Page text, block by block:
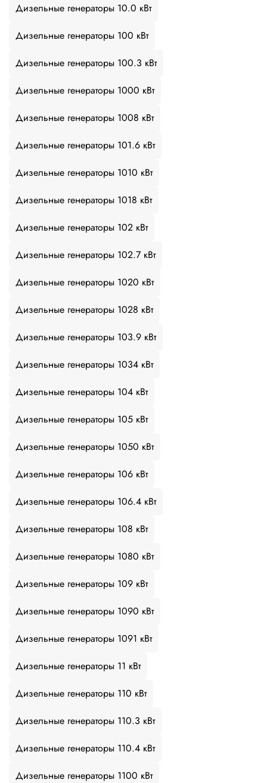
Дизельные генераторы 10.0 кВт
Дизельные генераторы 100 кВт
Дизельные генераторы 100.3 кВт
Дизельные генераторы 1000 кВт
Дизельные генераторы 1008 кВт
Дизельные генераторы 101.6 кВт
Дизельные генераторы 1010 кВт
Дизельные генераторы 1018 кВт
Дизельные генераторы 102 кВт
Дизельные генераторы 102.7 кВт
Дизельные генераторы 1020 кВт
Дизельные генераторы 1028 кВт
Дизельные генераторы 103.9 кВт
Дизельные генераторы 1034 кВт
Дизельные генераторы 104 кВт
Дизельные генераторы 105 кВт
Дизельные генераторы 1050 кВт
Дизельные генераторы 106 кВт
Дизельные генераторы 106.4 кВт
Дизельные генераторы 108 кВт
Дизельные генераторы 1080 кВт
Дизельные генераторы 109 кВт
Дизельные генераторы 1090 кВт
Дизельные генераторы 1091 кВт
Дизельные генераторы 11 кВт
Дизельные генераторы 110 кВт
Дизельные генераторы 110.3 кВт
Дизельные генераторы 110.4 кВт
Дизельные генераторы 1100 кВт